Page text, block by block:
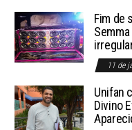
Fim de
11 de
Unifan
Divino